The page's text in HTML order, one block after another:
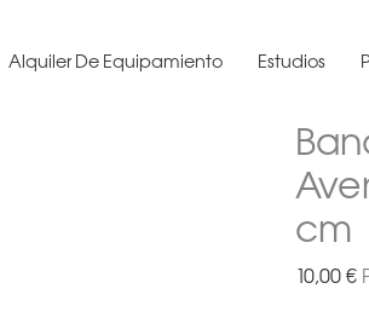
Alquiler De Equipamiento Estudios
cm
10,00€